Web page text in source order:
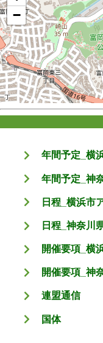
−
年間予定_横
年間予定_神
日程_横浜市
日程_神奈川
開催要項_横
開催要項_神
連盟通信
国体